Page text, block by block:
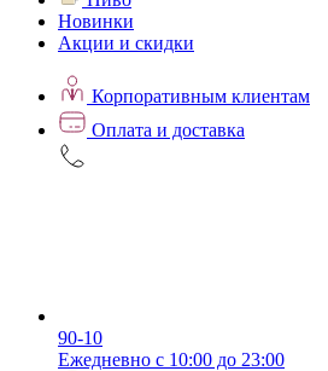
Новинки
Акции и скидки
Корпоративным клиентам
Оплата и доставка
90-10
Ежедневно с 10:00 до 23:00